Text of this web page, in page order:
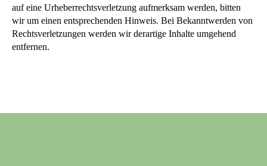
auf eine Urheberrechtsverletzung aufmerksam werden, bitten
wir um einen entsprechenden Hinweis. Bei Bekanntwerden von
Rechtsverletzungen werden wir derartige Inhalte umgehend
entfernen.